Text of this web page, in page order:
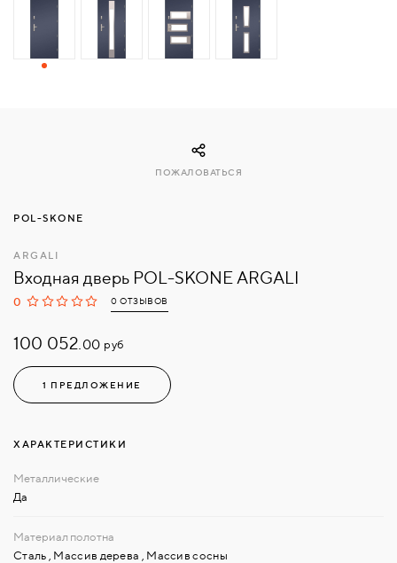
СВЯЗАТЬСЯ
POL-SKONE
ARGALI
Входная дверь POL-SKONE ARGALI
0 0 ОТЗЫВОВ
100 052.00руб
1 ПРЕДЛОЖЕНИЕ
ПОЖАЛОВАТЬСЯ
ХАРАКТЕРИСТИКИ
Да
Сталь Массив дерева Массив сосны